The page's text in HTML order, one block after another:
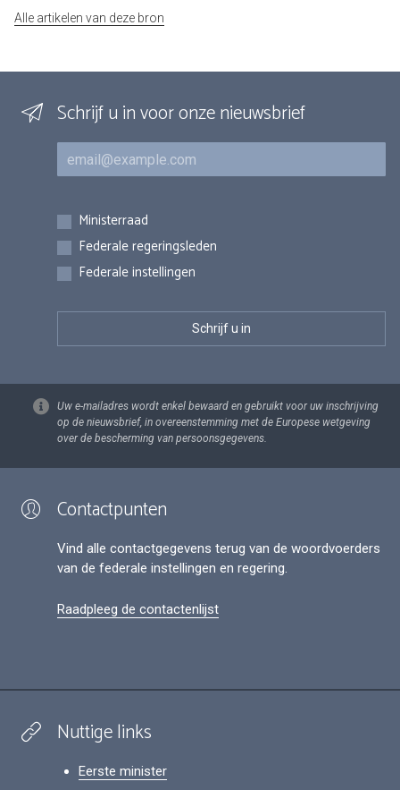
Alle artikelen van deze bron
Schrijf u in voor onze nieuwsbrief
E-mail
Inschrijvingen
Ministerraad
Federale regeringsleden
Federale instellingen
Uw e-mailadres wordt enkel bewaard en gebruikt voor uw inschrijving
op de nieuwsbrief, in overeenstemming met de Europese wetgeving
over de bescherming van persoonsgegevens.
Contactpunten
Vind alle contactgegevens terug van de woordvoerders
van de federale instellingen en regering.
Raadpleeg de contactenlijst
Nuttige links
Eerste minister